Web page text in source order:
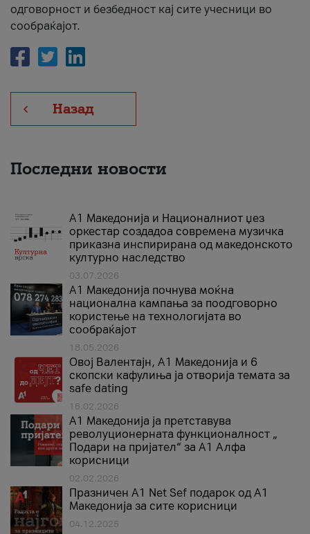
одговорност и безбедност кај сите учесници во
сообраќајот.
Назад
Последни новости
А1 Македонија и Националниот џез
оркестар создадоа современа музичка
приказна инспирирана од македонското
културно наследство
03.07.2026
A1 Македонија почнува моќна
национална кампања за поодговорно
користење на технологијата во
сообраќајот
18.05.2026
Овој Валентајн, A1 Македонија и 6
скопски кафулиња ја отворија темата за
safe dating
16.02.2026
А1 Македонија ја претставува
револуционерната функционалност „
Подари на пријател“ за А1 Алфа
корисници
02.02.2026
Празничен A1 Net Sеf подарок од А1
Македонија за сите корисници
04.12.2025